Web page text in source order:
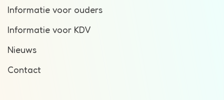
Informatie voor ouders
Informatie voor KDV
Nieuws
Contact